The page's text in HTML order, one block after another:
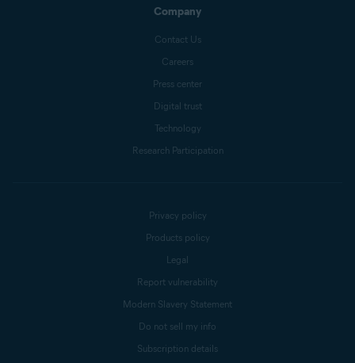
Company
Contact Us
Careers
Press center
Digital trust
Technology
Research Participation
Privacy policy
Products policy
Legal
Report vulnerability
Modern Slavery Statement
Do not sell my info
Subscription details